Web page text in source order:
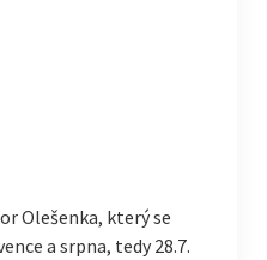
Olešenka, který se
a srpna, tedy 28.7.